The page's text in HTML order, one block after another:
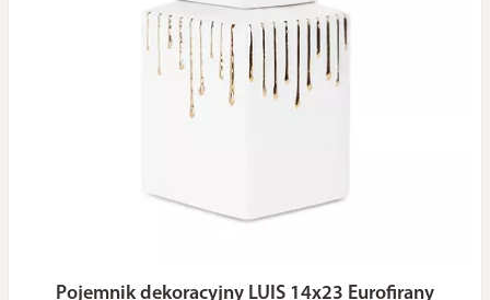
Pojemnik dekoracyjny LUIS 14x23 Eurofirany